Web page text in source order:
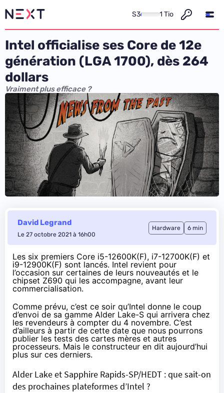
S3 1 Tio
Intel officialise ses Core de 12e
génération (LGA 1700), dès 264
dollars
Vraiment plus efficace ?
David Legrand
Le 27 octobre 2021 à 16h00
Hardware 6 min
Les six premiers Core i5-12600K(F), i7-12700K(F) et
i9-12900K(F) sont lancés. Intel revient pour
l’occasion sur certaines de leurs nouveautés et le
chipset Z690 qui les accompagne, avant leur
commercialisation.
Comme prévu, c’est ce soir qu’Intel donne le coup
d’envoi de sa gamme Alder Lake-S qui arrivera chez
les revendeurs à compter du 4 novembre. C’est
d’ailleurs à partir de cette date que nous pourrons
publier les tests des cartes mères et autres
processeurs. Mais le constructeur en dit aujourd’hui
plus sur ces derniers.
Alder Lake et Sapphire Rapids-SP/HEDT : que sait-on
des prochaines plateformes d’Intel ?